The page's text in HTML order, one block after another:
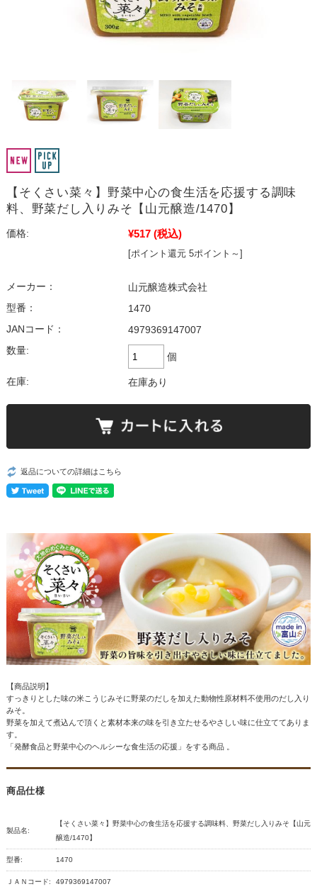
【そくさい菜々】野菜中心の食生活を応援する調味
料、野菜だし入りみそ【山元醸造/1470】
価格: ¥517 (税込)
[ポイント還元 5ポイント～]
メーカー：
山元醸造株式会社
型番：
1470
JANコード：
4979369147007
数量:
個
在庫: 在庫あり
返品についての詳細はこちら
【商品説明】
すっきりとした味の米こうじみそに野菜のだしを加えた動物性原材料不使用のだし入り
みそ。
野菜を加えて煮込んで頂くと素材本来の味を引き立たせるやさしい味に仕立ててありま
す。
「発酵食品と野菜中心のヘルシーな食生活の応援」をする商品 。
商品仕様
製品名:
【そくさい菜々】野菜中心の食生活を応援する調味料、野菜だし入りみそ【山元
醸造/1470】
型番: 1470
ＪＡＮコード: 4979369147007